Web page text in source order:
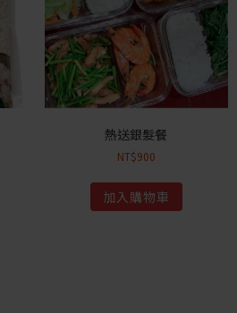
熱送銀髮餐
NT$900
加入購物車